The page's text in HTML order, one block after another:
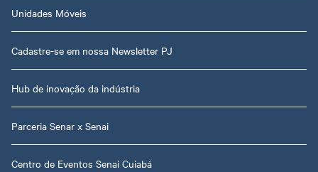
Unidades Móveis
Cadastre-se em nossa Newsletter PJ
Hub de inovação da indústria
Parceria Senar x Senai
Centro de Eventos Senai Cuiabá